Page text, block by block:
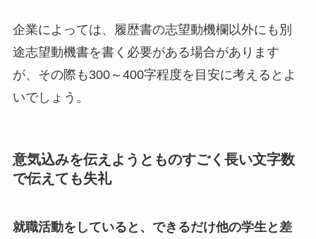
企業によっては、履歴書の志望動機欄以外にも別
途志望動機書を書く必要がある場合があります
が、その際も 300～ 400字程度を目安に考えるとよ
いでしょう。
意気込みを伝えようとものすごく長い文字数
で伝えても失礼
就職活動をしていると、できるだけ他の学生と差